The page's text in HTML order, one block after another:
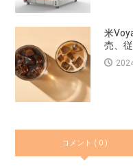
米
売、従
コメント ( 0 )